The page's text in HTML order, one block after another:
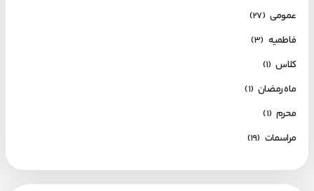
عمومی (۲۷)
فاطمیه (۳)
کلاس (۱)
ماه رمضان (۱)
محرم (۱)
مراسمات (۱۹)